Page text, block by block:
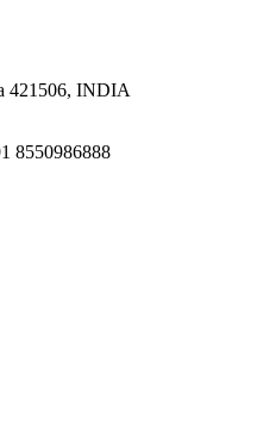
421506, INDIA
8550986888